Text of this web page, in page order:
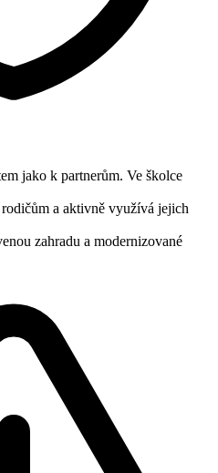
jako k partnerům. Ve školce
a aktivně využívá jejich
zahradu a modernizované